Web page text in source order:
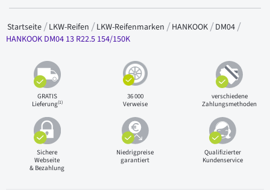
Startseite LKW-Reifen LKW-Reifenmarken HANKOOK
DM04
HANKOOK DM04 13 R22.5 154/150K
GRATIS
Lieferung(1)
36 000
Verweise
verschiedene
Zahlungsmethoden
Sichere
Webseite
& Bezahlung
Niedrigpreise
garantiert
Qualifizierter
Kundenservice